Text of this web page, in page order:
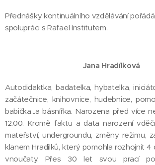
Přednášky kontinuálního vzdělávání
spolupráci s Rafael Institutem.
Jana Hradílková
Autodidaktka, badatelka, hybatelka,
začátečnice, knihovnice, hudebnice,
babička...a básnířka. Narozena před více
12.00. Kromě faktu a data narození
mateřství, undergroundu, změny režimu,
klanem Hradilků, který pomohla rozhojnit 4
vnoučaty. Přes 30 let svou prací